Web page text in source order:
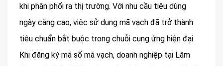
khi phân phối ra thị trường. Với nhu cầu tiêu dùng
ngày càng cao, việc sử dụng mã vạch đã trở thành
tiêu chuẩn bắt buộc trong chuỗi cung ứng hiện đại.
Khi đăng ký mã số mã vạch, doanh nghiệp tại Lâm